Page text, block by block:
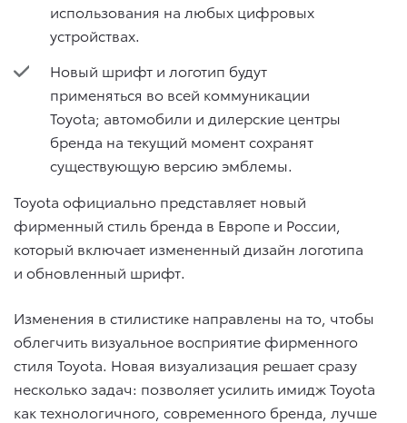
использования на любых цифровых
устройствах.
Новый шрифт и логотип будут
применяться во всей коммуникации
Toyota; автомобили и дилерские центры
бренда на текущий момент сохранят
существующую версию эмблемы.
Toyota официально представляет новый
фирменный стиль бренда в Европе и России,
который включает измененный дизайн логотипа
и обновленный шрифт.
Изменения в стилистике направлены на то, чтобы
облегчить визуальное восприятие фирменного
стиля Toyota. Новая визуализация решает сразу
несколько задач: позволяет усилить имидж Toyota
как технологичного, современного бренда, лучше